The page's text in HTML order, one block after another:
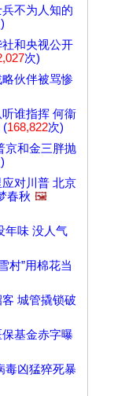
不为人知的
和央视公开
次)
伙伴被骂惨
谁指挥 何衞
(168,822次)
京和金三胖抛
对川普 北京
春秋 🖼️
年味 没人气
村”用棉花当
城管撬锁破
基金赤字曝
毒凶猛猝死暴